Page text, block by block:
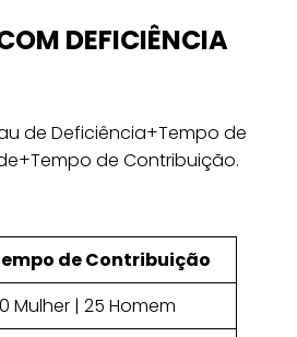
DEFICIÊNCIA
de Deficiência+Tempo de
de Contribuição.
de Contribuição
Mulher | 25 Homem